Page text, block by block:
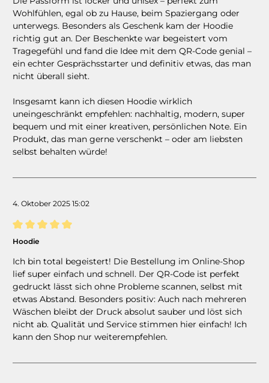
Wohlfühlen, egal ob zu Hause, beim Spaziergang oder
unterwegs. Besonders als Geschenk kam der Hoodie
richtig gut an. Der Beschenkte war begeistert vom
Tragegefühl und fand die Idee mit dem QR-Code genial –
ein echter Gesprächsstarter und definitiv etwas, das man
nicht überall sieht.
Insgesamt kann ich diesen Hoodie wirklich
uneingeschränkt empfehlen: nachhaltig, modern, super
bequem und mit einer kreativen, persönlichen Note. Ein
Produkt, das man gerne verschenkt – oder am liebsten
selbst behalten würde!
4. Oktober 2025 15:02
Bewertung mit 5 von 5 Sternen
Hoodie
Ich bin total begeistert! Die Bestellung im Online-Shop
lief super einfach und schnell. Der QR-Code ist perfekt
gedruckt lässt sich ohne Probleme scannen, selbst mit
etwas Abstand. Besonders positiv: Auch nach mehreren
Wäschen bleibt der Druck absolut sauber und löst sich
nicht ab. Qualität und Service stimmen hier einfach! Ich
kann den Shop nur weiterempfehlen.